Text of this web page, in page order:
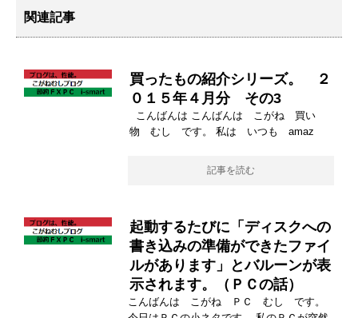
関連記事
買ったもの紹介シリーズ。 ２
０１５年４月分 その3
こんばんは こんばんは こがね 買い
物 むし です。 私は いつも amaz
記事を読む
起動するたびに「ディスクへの
書き込みの準備ができたファイ
ルがあります」とバルーンが表
示されます。（ＰＣの話）
こんばんは こがね ＰＣ むし です。